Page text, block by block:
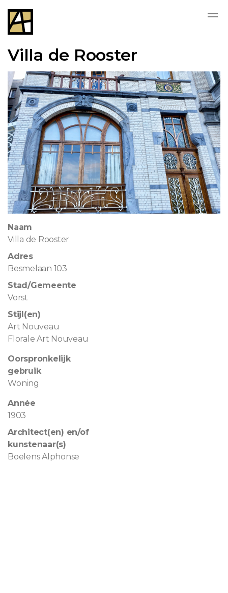
Villa de Rooster
Naam
Villa de Rooster
Adres
Besmelaan 103
Stad/Gemeente
Vorst
Stijl(en)
Art Nouveau
Florale Art Nouveau
Oorspronkelijk
gebruik
Woning
Année
1903
Architect(en) en/of
kunstenaar(s)
Boelens Alphonse